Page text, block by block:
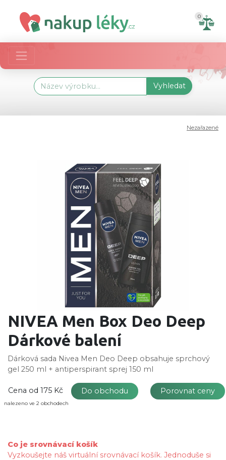
0
Vyhledat
Nezařazené
NIVEA Men Box Deo Deep
Dárkové balení
Dárková sada Nivea Men Deo Deep obsahuje sprchový
gel 250 ml + antiperspirant sprej 150 ml
Cena od 175 Kč Do obchodu Porovnat ceny
nalezeno ve 2 obchodech
Co je srovnávací košík
Vyzkoušejte náš virtuální srovnávací košík. Jednoduše si